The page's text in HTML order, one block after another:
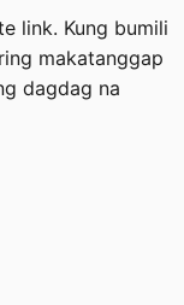
link. Kung bumili
makatanggap
dagdag na